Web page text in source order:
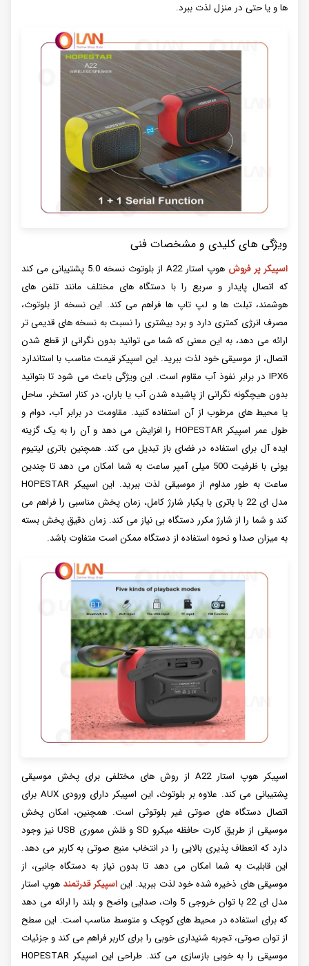
ها و یا حتی در منزل لذت ببرد.
ویژگی های کلیدی و مشخصات فنی
اسپیکر پر فروش
هوپ استار A22 از بلوتوث نسخه 5.0 پشتیبانی می کند
که اتصال پایدار و سریع را با دستگاه های مختلف مانند تلفن های
هوشمند، تبلت ها و لپ تاپ ها فراهم می کند. این نسخه از بلوتوث،
مصرف انرژی کمتری دارد و برد بیشتری را نسبت به نسخه های قدیمی تر
ارائه می دهد، به این معنی که شما می توانید بدون نگرانی از قطع شدن
اتصال، از موسیقی خود لذت ببرید. این اسپیکر قیمت مناسب با استاندارد
IPX6 در برابر نفوذ آب مقاوم است. این ویژگی باعث می شود تا بتوانید
بدون هیچگونه نگرانی از پاشیده شدن آب یا باران، در کنار استخر، ساحل
یا محیط های مرطوب از آن استفاده کنید. مقاومت در برابر آب، دوام و
طول عمر اسپیکر HOPESTAR را افزایش می دهد و آن را به یک گزینه
ایده آل برای استفاده در فضای باز تبدیل می کند. همچنین باتری لیتیوم
یونی با ظرفیت 500 میلی آمپر ساعت به شما امکان می دهد تا چندین
ساعت به طور مداوم از موسیقی لذت ببرید. این اسپیکر HOPESTAR
مدل ای 22 با باتری با یکبار شارژ کامل، زمان پخش مناسبی را فراهم می
کند و شما را از شارژ مکرر دستگاه بی نیاز می کند. زمان دقیق پخش بسته
به میزان صدا و نحوه استفاده از دستگاه ممکن است متفاوت باشد.
اسپیکر هوپ استار A22 از روش های مختلفی برای پخش موسیقی
پشتیبانی می کند. علاوه بر بلوتوث، این اسپیکر دارای ورودی AUX برای
اتصال دستگاه های صوتی غیر بلوتوثی است. همچنین، امکان پخش
موسیقی از طریق کارت حافظه میکرو SD و فلش مموری USB نیز وجود
دارد که انعطاف پذیری بالایی را در انتخاب منبع صوتی به کاربر می دهد.
این قابلیت به شما امکان می دهد تا بدون نیاز به دستگاه جانبی، از
موسیقی های ذخیره شده خود لذت ببرید. ایناسپیکر قدرتمند هوپ استار
مدل ای 22 با توان خروجی 5 وات، صدایی واضح و بلند را ارائه می دهد
که برای استفاده در محیط های کوچک و متوسط مناسب است. این سطح
از توان صوتی، تجربه شنیداری خوبی را برای کاربر فراهم می کند و جزئیات
موسیقی را به خوبی بازسازی می کند. طراحی این اسپیکر HOPESTAR